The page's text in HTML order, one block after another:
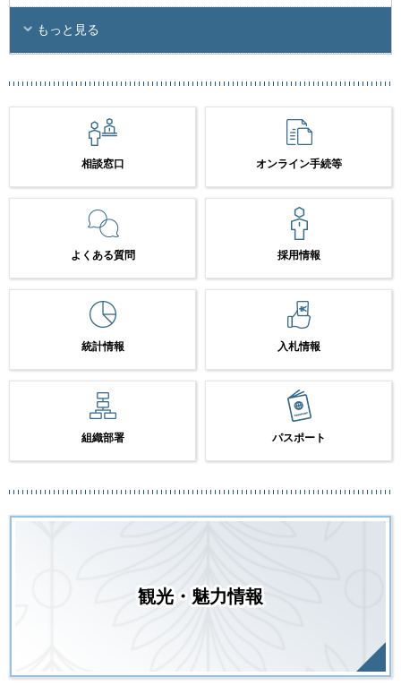
もっと見る
相談窓口 オンライン手続等
よくある質問 採用情報
統計情報 入札情報
組織部署 パスポート
観光・魅力情報